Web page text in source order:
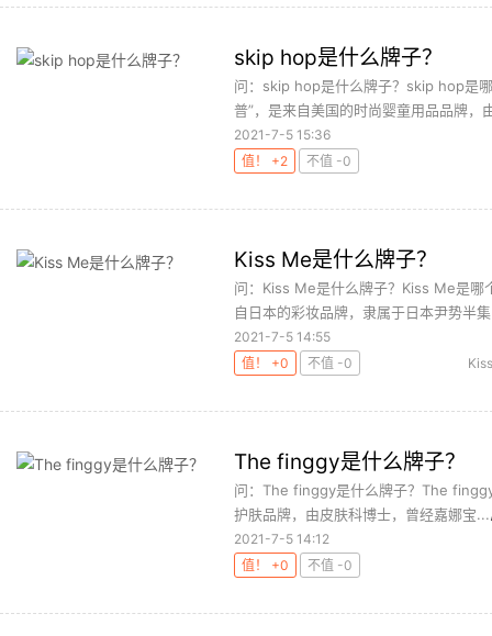
skip hop是什么牌子？
问：skip hop是什么牌子？skip hop是
普”，是来自美国的时尚婴童用品品牌，
2021-7-5 15:36
值！ +2
不值 -0
Kiss Me是什么牌子？
问：Kiss Me是什么牌子？Kiss Me是哪
自日本的彩妆品牌，隶属于日本尹势半
2021-7-5 14:55
值！ +0
不值 -0
The finggy是什么牌子？
问：The finggy是什么牌子？The
护肤品牌，由皮肤科博士，曾经嘉娜宝...
2021-7-5 14:12
值！ +0
不值 -0